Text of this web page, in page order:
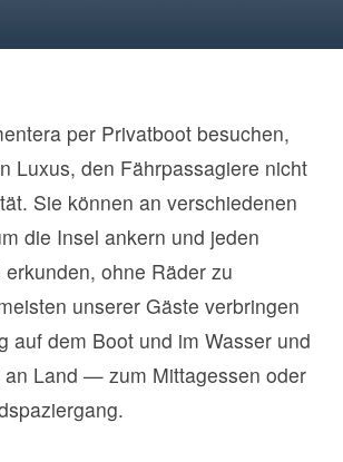
per Privatboot besuchen,
Luxus, den Fährpassagiere nicht
Sie können an verschiedenen
die Insel ankern und jeden
ohne Räder zu
unserer Gäste verbringen
auf dem Boot und im Wasser und
an Land — zum Mittagessen oder